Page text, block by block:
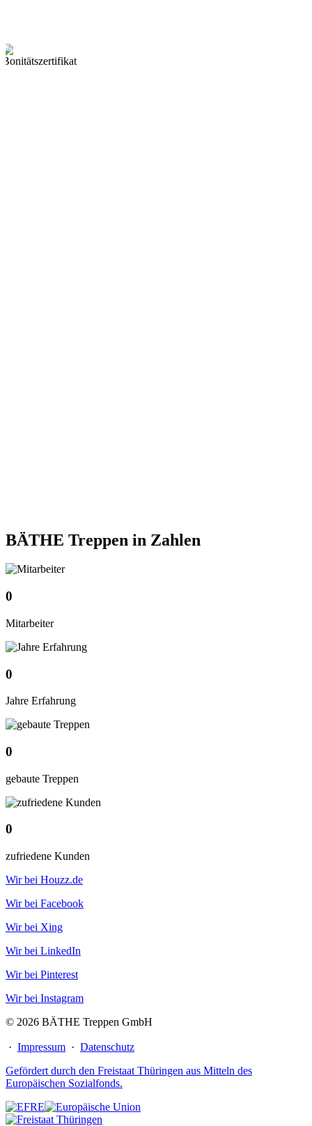
BÄTHE Treppen in Zahlen
0
Mitarbeiter
0
Jahre Erfahrung
0
gebaute Treppen
0
zufriedene Kunden
Wir bei Houzz.de
Wir bei Facebook
Wir bei Xing
Wir bei LinkedIn
Wir bei Pinterest
Wir bei Instagram
© 2026 BÄTHE Treppen GmbH
· Impressum · Datenschutz
Gefördert durch den Freistaat Thüringen aus Mitteln des
Europäischen Sozialfonds.